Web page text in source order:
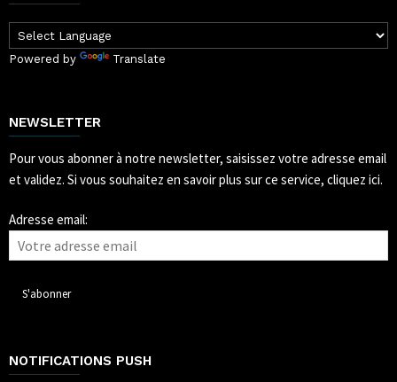
Powered by Translate
NEWSLETTER
Pour vous abonner à notre newsletter, saisissez votre adresse email
et validez. Si vous souhaitez en savoir plus sur ce service, cliquez ici.
Adresse email:
NOTIFICATIONS PUSH